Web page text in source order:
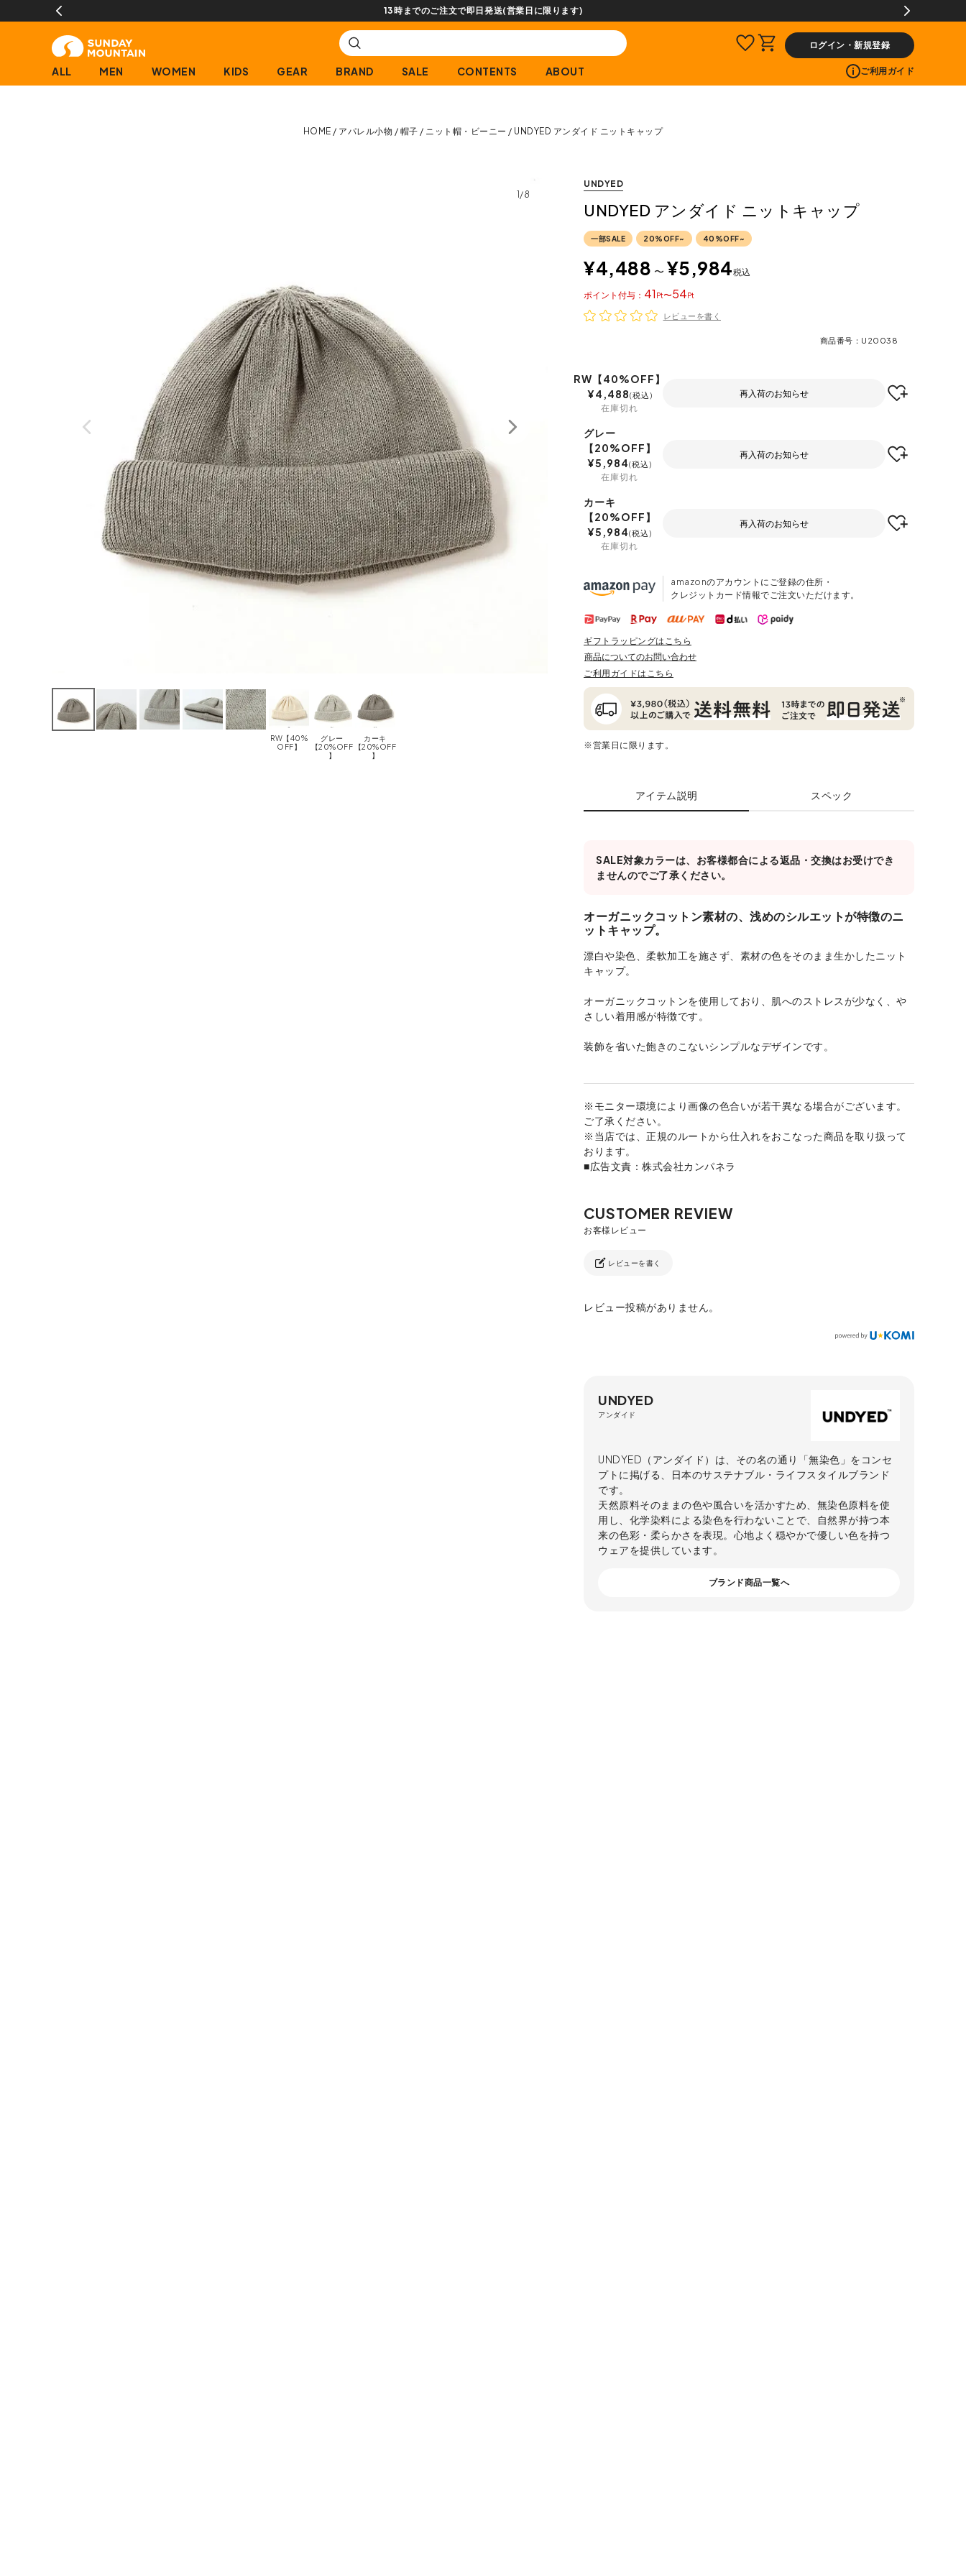
13時までのご注文で即日発送(営業日に限ります)
ログイン・新規登録
ALL MEN WOMEN KIDS GEAR BRAND SALE CONTENTS ABOUT ご利用ガイド
HOME アパレル小物 帽子 ニット帽・ビーニー UNDYED アンダイド ニットキャップ
1/8
RW【40%
OFF】
グレー
【20%OFF
】
カーキ
【20%OFF
】
UNDYED
UNDYED アンダイド ニットキャップ
一部SALE 20%OFF~ 40%OFF~
¥4,488 〜 ¥5,984税込
41 〜54
ポイント
レビューを書く
商品番号 U20038
RW【40%OFF】
¥4,488 税込
在庫切れ
再入荷のお知らせ
グレー
【20%OFF】
¥5,984 税込
在庫切れ
再入荷のお知らせ
カーキ
【20%OFF】
¥5,984 税込
在庫切れ
再入荷のお知らせ
amazonのアカウントにご登録の住所・
クレジットカード情報でご注文いただけます。
ギフトラッピングはこちら
商品についてのお問い合わせ
ご利用ガイドはこちら
※営業日に限ります。
アイテム説明 スペック
SALE対象カラーは、お客様都合による返品・交換はお受けでき
ませんのでご了承ください。
オーガニックコットン素材の、浅めのシルエットが特徴のニ
ットキャップ。
漂白や染色、柔軟加工を施さず、素材の色をそのまま生かしたニット
キャップ。
オーガニックコットンを使用しており、肌へのストレスが少なく、や
さしい着用感が特徴です。
装飾を省いた飽きのこないシンプルなデザインです。
※モニター環境により画像の色合いが若干異なる場合がございます。
ご了承ください。
※当店では、正規のルートから仕入れをおこなった商品を取り扱って
おります。
■広告文責：株式会社カンパネラ
レビューを書く
レビュー投稿がありません。
UNDYED
アンダイド
UNDYED（アンダイド）は、その名の通り「無染色」をコンセ
プトに掲げる、日本のサステナブル・ライフスタイルブランド
です。
天然原料そのままの色や風合いを活かすため、無染色原料を使
用し、化学染料による染色を行わないことで、自然界が持つ本
来の色彩・柔らかさを表現。心地よく穏やかで優しい色を持つ
ウェアを提供しています。
ブランド商品一覧へ